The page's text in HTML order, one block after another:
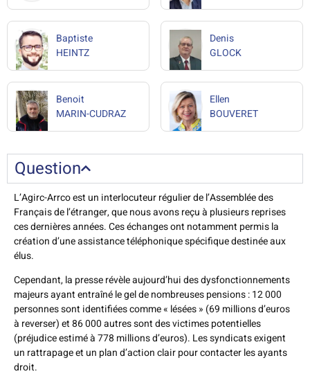
Baptiste
HEINTZ
Denis
GLOCK
Benoit
MARIN-CUDRAZ
Ellen
BOUVERET
Question
L’Agirc-Arrco est un interlocuteur régulier de l’Assemblée des
Français de l’étranger, que nous avons reçu à plusieurs reprises
ces dernières années. Ces échanges ont notamment permis la
création d’une assistance téléphonique spécifique destinée aux
élus.
Cependant, la presse révèle aujourd’hui des dysfonctionnements
majeurs ayant entraîné le gel de nombreuses pensions : 12 000
personnes sont identifiées comme « lésées » (69 millions d’euros
à reverser) et 86 000 autres sont des victimes potentielles
(préjudice estimé à 778 millions d’euros). Les syndicats exigent
un rattrapage et un plan d’action clair pour contacter les ayants
droit.